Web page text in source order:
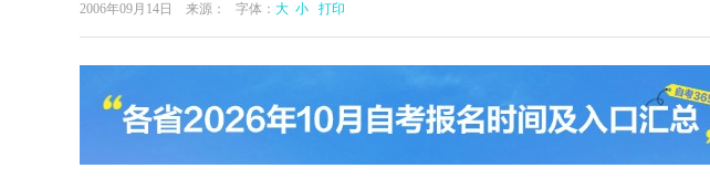
2006年09月14日 来源： 字体： 大 小 打印